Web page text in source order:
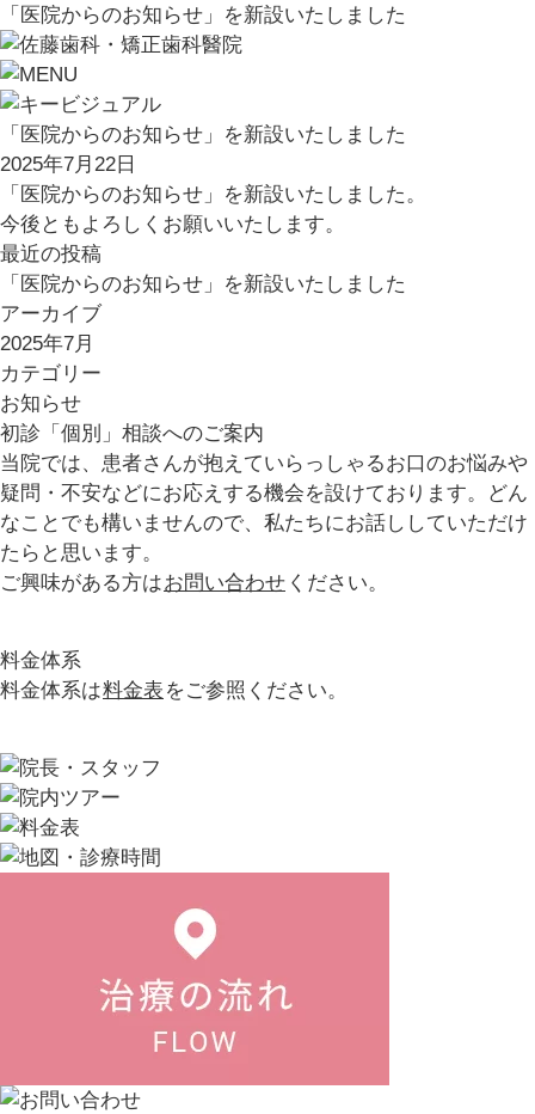
「医院からのお知らせ」を新設いたしました
「医院からのお知らせ」を新設いたしました
2025年7月22日
「医院からのお知らせ」を新設いたしました。
今後ともよろしくお願いいたします。
最近の投稿
「医院からのお知らせ」を新設いたしました
アーカイブ
2025年7月
カテゴリー
お知らせ
初診「個別」相談へのご案内
当院では、患者さんが抱えていらっしゃるお口のお悩みや
疑問・不安などにお応えする機会を設けております。どん
なことでも構いませんので、私たちにお話ししていただけ
たらと思います。
ご興味がある方はお問い合わせ ください。
料金体系
料金体系は料金表 をご参照ください。